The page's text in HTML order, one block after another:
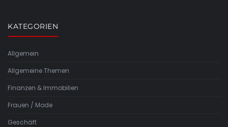
KATEGORIEN
Allgemein
Allgemeine Themen
Finanzen & Immobilien
Frauen / Mode
Geschäft